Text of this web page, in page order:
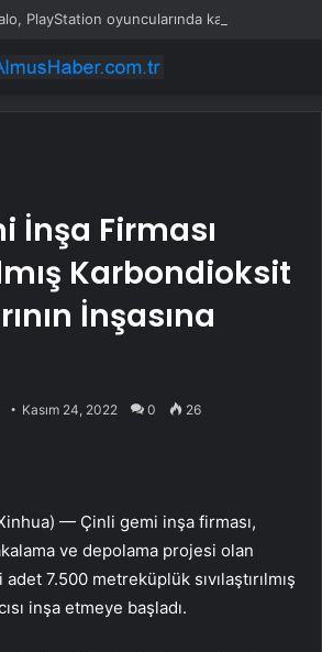
İnşa Firması
Karbondioksit
İnşasına
Kasım 24, 2022 0 26
— Çinli gemi inşa firması,
ve depolama projesi olan
7.500 metreküplük sıvılaştırılmış
inşa etmeye başladı.